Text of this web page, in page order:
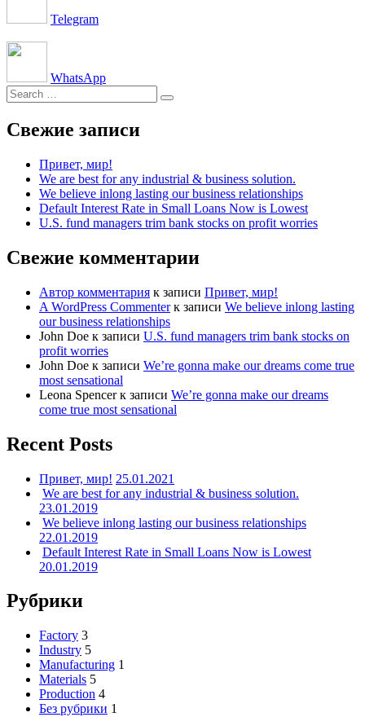
Telegram
WhatsApp
Search
for:
Search
Свежие записи
Привет, мир!
We are best for any industrial & business solution.
We believe inlong lasting our business relationships
Default Interest Rate in Small Loans Now is Lowest
U.S. fund managers trim bank stocks on profit worries
Свежие комментарии
Автор комментария к записи Привет, мир!
A WordPress Commenterк записи We believe inlong lasting
our business relationships
John Doe к записи U.S. fund managers trim bank stocks on
profit worries
John Doe к записи We’re gonna make our dreams come true
most sensational
Leona Spencerк записи We’re gonna make our dreams
come true most sensational
Recent Posts
Привет, мир! 25.01.2021
We are best for any industrial & business solution.
23.01.2019
We believe inlong lasting our business relationships
22.01.2019
Default Interest Rate in Small Loans Now is Lowest
20.01.2019
Рубрики
Factory 3
Industry 5
Manufacturing 1
Materials 5
Production 4
Без рубрики 1